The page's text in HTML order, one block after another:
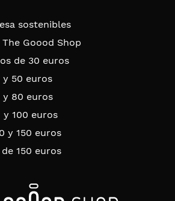
sostenibles
Goood Shop
de 30 euros
y 50 euros
y 80 euros
y 100 euros
y 150 euros
150 euros